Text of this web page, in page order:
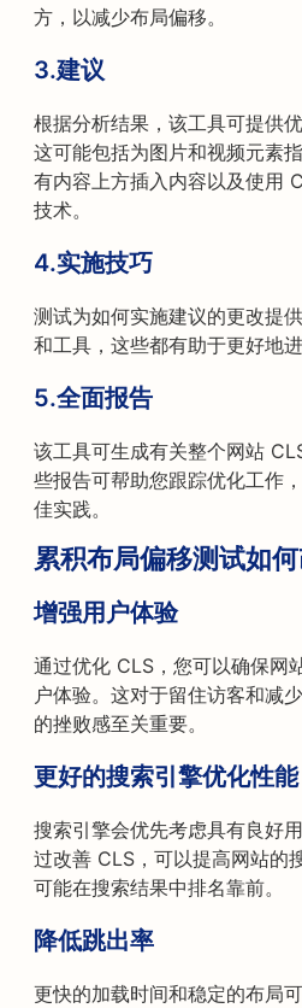
方，以减少布局偏移。
3.建议
根据分析结果，该工具可提供
这可能包括为图片和视频元素
有内容上方插入内容以及使用
技术。
4.实施技巧
测试为如何实施建议的更改提
和工具，这些都有助于更好地
5.全面报告
该工具可生成有关整个网站
些报告可帮助您跟踪优化工作
佳实践。
累积布局偏移测试如
增强用户体验
通过优化 CLS，您可以确保网
户体验。这对于留住访客和减
的挫败感至关重要。
更好的搜索引擎优化性能
搜索引擎会优先考虑具有良好
过改善 CLS，可以提高网站的
可能在搜索结果中排名靠前。
降低跳出率
更快的加载时间和稳定的布局